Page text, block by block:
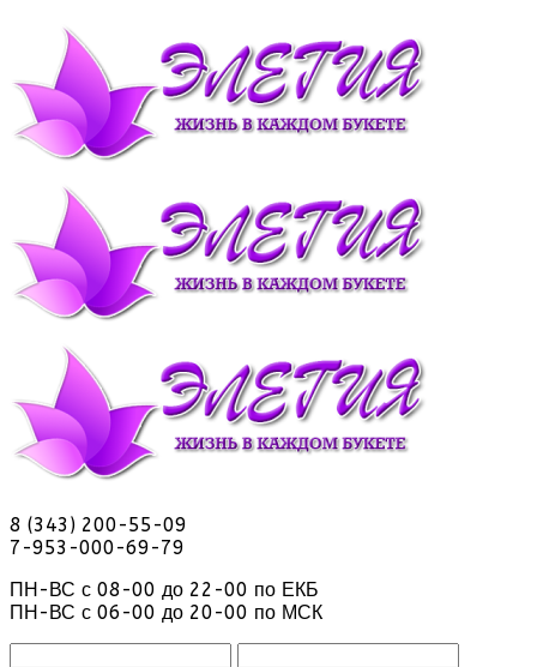
8 (343) 200-55-09
7-953-000-69-79
ПН-ВС с 08-00 до 22-00 по ЕКБ
ПН-ВС с 06-00 до 20-00 по МСК